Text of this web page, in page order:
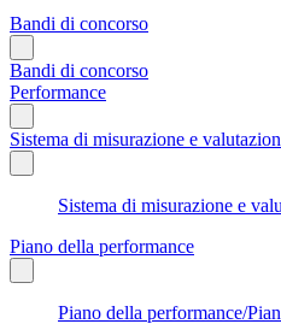
Bandi di concorso
Bandi di concorso
Performance
Sistema di misurazione e
Sistema di misurazione e
Piano della performance
Piano della performance/